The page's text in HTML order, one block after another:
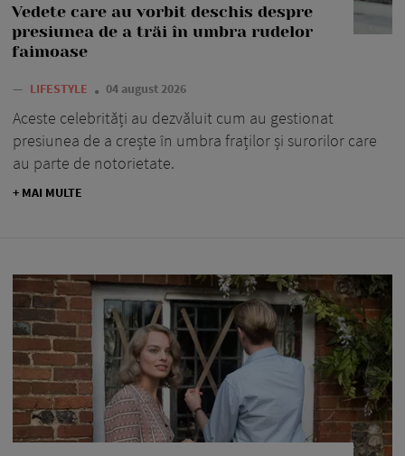
Vedete care au vorbit deschis despre
presiunea de a trăi în umbra rudelor
faimoase
— LIFESTYLE 04 august 2026
Aceste celebrități au dezvăluit cum au gestionat
presiunea de a crește în umbra fraților și surorilor care
au parte de notorietate.
+ MAI MULTE